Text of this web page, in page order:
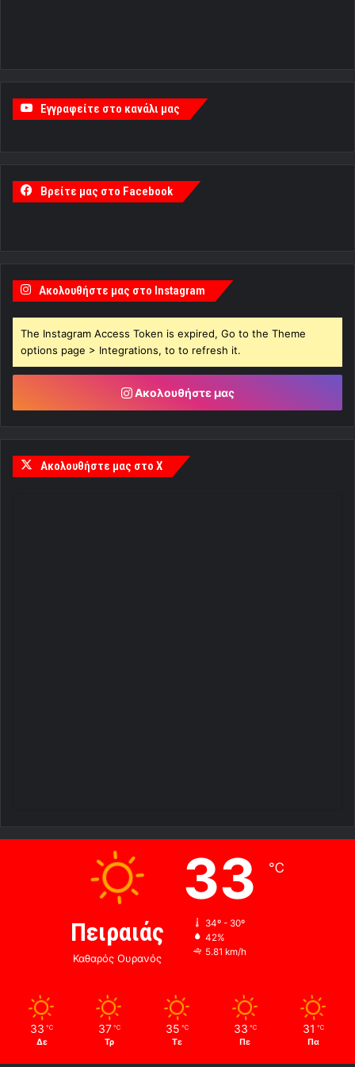
Εγγραφείτε στο κανάλι μας
Βρείτε μας στο Facebook
Ακολουθήστε μας στο Instagram
The Instagram Access Token is expired, Go to the Theme
options page > Integrations, to to refresh it.
Ακολουθήστε μας
Ακολουθήστε μας στο X
Πειραιάς
Καθαρός Ουρανός
33 ℃
34º - 30º
42%
5.81 km/h
33 ℃
Δε
37 ℃
Τρ
35 ℃
Τε
33 ℃
Πε
31 ℃
Πα